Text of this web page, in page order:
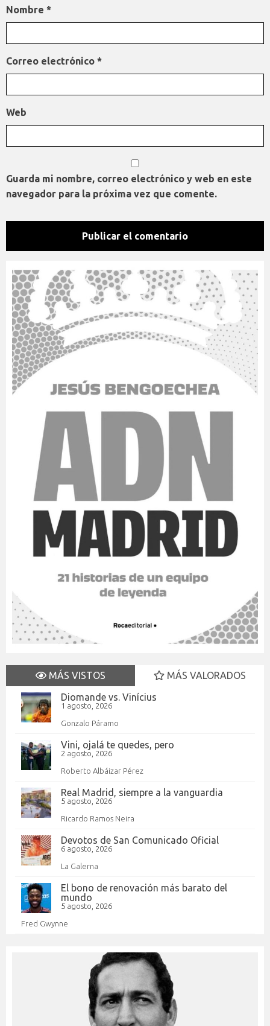
Nombre *
Correo electrónico *
Web
Guarda mi nombre, correo electrónico y web en este
navegador para la próxima vez que comente.
MÁS VISTOS
MÁS VALORADOS
Diomande vs. Vinícius
1 agosto, 2026
Gonzalo Páramo
Vini, ojalá te quedes, pero
2 agosto, 2026
Roberto Albáizar Pérez
Real Madrid, siempre a la vanguardia
5 agosto, 2026
Ricardo Ramos Neira
Devotos de San Comunicado Oficial
6 agosto, 2026
La Galerna
El bono de renovación más barato del
mundo
5 agosto, 2026
Fred Gwynne